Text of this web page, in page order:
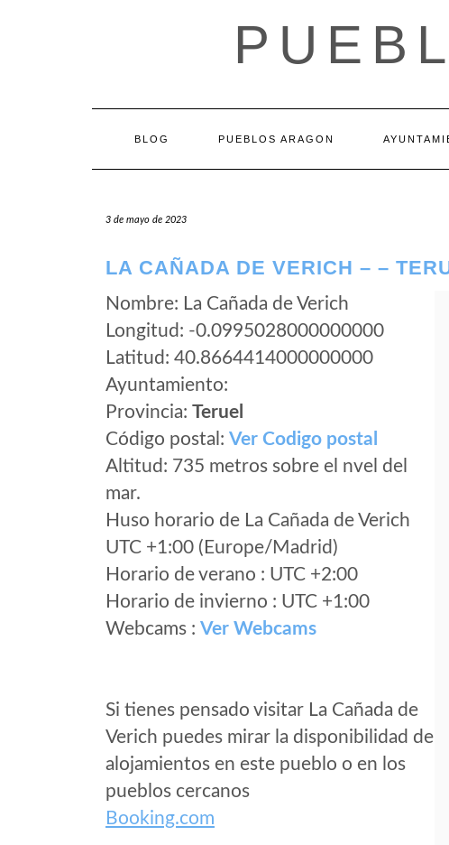
BLOG PUEBLOS ARAGON
3 de mayo de 2023
LA CAÑADA DE VERICH – –
Nombre: La Cañada de Verich
Longitud: -0.0995028000000000
Latitud: 40.8664414000000000
Ayuntamiento:
Provincia: Teruel
Código postal: Ver Codigo postal
Altitud: 735 metros sobre el nvel del
mar.
Huso horario de La Cañada de Verich
UTC +1:00 (Europe/Madrid)
Horario de verano : UTC +2:00
Horario de invierno : UTC +1:00
Webcams : Ver Webcams
Si tienes pensado visitar La Cañada de
Verich puedes mirar la disponibilidad de
alojamientos en este pueblo o en los
pueblos cercanos
Booking.com